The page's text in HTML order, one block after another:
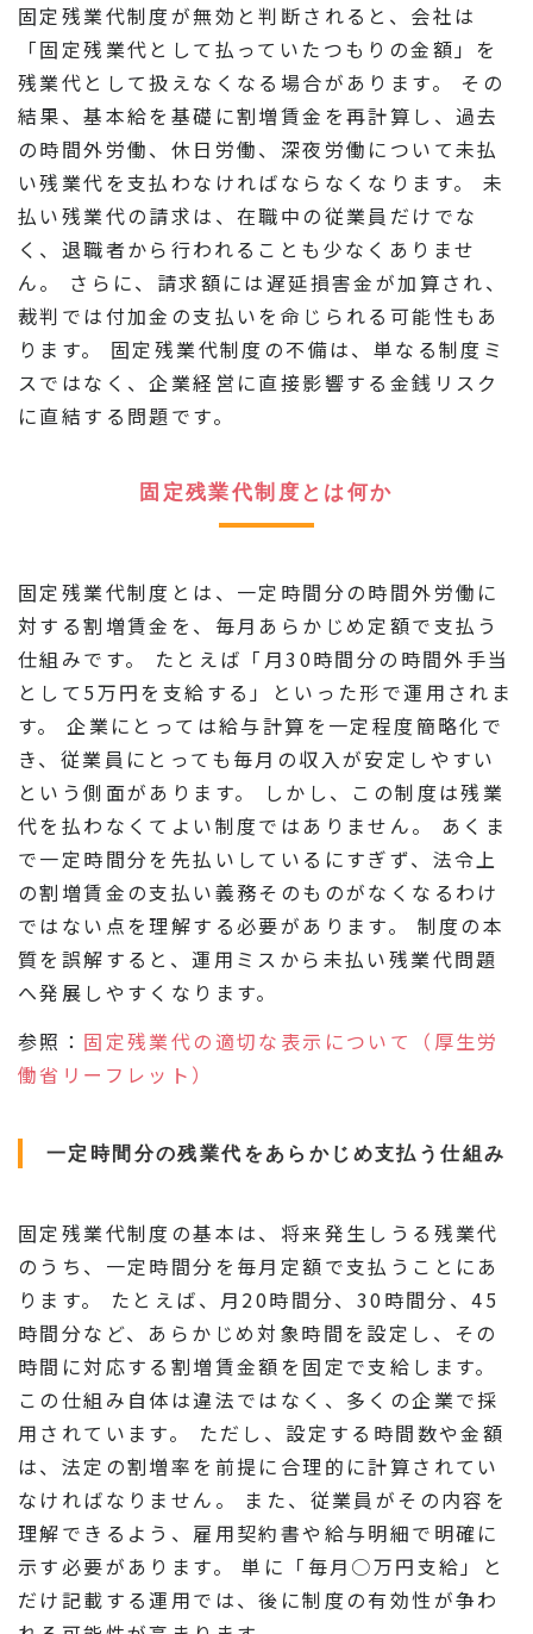
固定残業代制度が無効と判断されると、会社は
「固定残業代として払っていたつもりの金額」を
残業代として扱えなくなる場合があります。 その
結果、基本給を基礎に割増賃金を再計算し、過去
の時間外労働、休日労働、深夜労働について未払
い残業代を支払わなければならなくなります。 未
払い残業代の請求は、在職中の従業員だけでな
く、退職者から行われることも少なくありませ
ん。 さらに、請求額には遅延損害金が加算され、
裁判では付加金の支払いを命じられる可能性もあ
ります。 固定残業代制度の不備は、単なる制度ミ
スではなく、企業経営に直接影響する金銭リスク
に直結する問題です。
固定残業代制度とは何か
固定残業代制度とは、一定時間分の時間外労働に
対する割増賃金を、毎月あらかじめ定額で支払う
仕組みです。 たとえば「月30時間分の時間外手当
として5万円を支給する」といった形で運用されま
す。 企業にとっては給与計算を一定程度簡略化で
き、従業員にとっても毎月の収入が安定しやすい
という側面があります。 しかし、この制度は残業
代を払わなくてよい制度ではありません。 あくま
で一定時間分を先払いしているにすぎず、法令上
の割増賃金の支払い義務そのものがなくなるわけ
ではない点を理解する必要があります。 制度の本
質を誤解すると、運用ミスから未払い残業代問題
へ発展しやすくなります。
参照： 固定残業代の適切な表示について（厚生労
働省リーフレット）
一定時間分の残業代をあらかじめ支払う仕組み
固定残業代制度の基本は、将来発生しうる残業代
のうち、一定時間分を毎月定額で支払うことにあ
ります。 たとえば、月20時間分、30時間分、45
時間分など、あらかじめ対象時間を設定し、その
時間に対応する割増賃金額を固定で支給します。
この仕組み自体は違法ではなく、多くの企業で採
用されています。 ただし、設定する時間数や金額
は、法定の割増率を前提に合理的に計算されてい
なければなりません。 また、従業員がその内容を
理解できるよう、雇用契約書や給与明細で明確に
示す必要があります。 単に「毎月○万円支給」と
だけ記載する運用では、後に制度の有効性が争わ